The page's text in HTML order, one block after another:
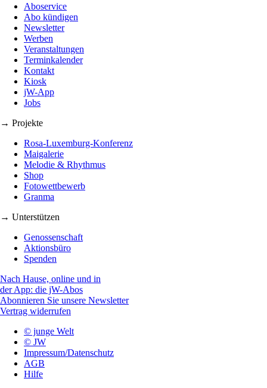
Aboservice
Abo kündigen
Newsletter
Werben
Veranstaltungen
Terminkalender
Kontakt
Kiosk
jW-App
Jobs
→ Projekte
Rosa-Luxemburg-Konferenz
Maigalerie
Melodie & Rhythmus
Shop
Fotowettbewerb
Granma
→ Unterstützen
Genossenschaft
Aktionsbüro
Spenden
Nach Hause, online und in
der App: die jW-Abos
Abonnieren Sie unsere Newsletter
Vertrag widerrufen
© junge Welt
© JW
Impressum/Datenschutz
AGB
Hilfe